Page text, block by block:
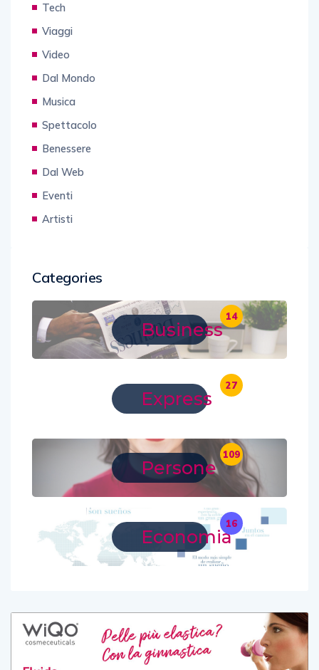
Tech
Viaggi
Video
Dal Mondo
Musica
Spettacolo
Benessere
Dal Web
Eventi
Artisti
Categories
Business
14
Express
27
Persone
109
Economia
16